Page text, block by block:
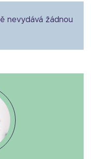
nevydává žádnou